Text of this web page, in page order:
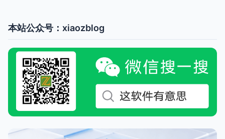
本站公众号：xiaozblog